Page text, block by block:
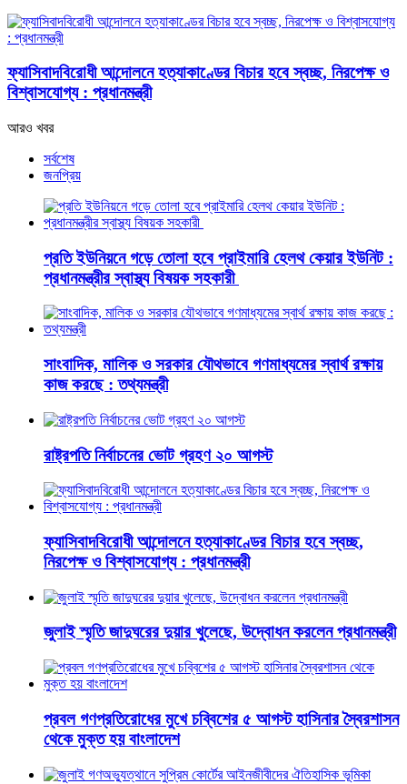
ফ্যাসিবাদবিরোধী আন্দোলনে হত্যাকাণ্ডের বিচার হবে স্বচ্ছ, নিরপেক্ষ ও
বিশ্বাসযোগ্য : প্রধানমন্ত্রী
আরও খবর
সর্বশেষ
জনপ্রিয়
প্রতি ইউনিয়নে গড়ে তোলা হবে প্রাইমারি হেলথ কেয়ার ইউনিট :
প্রধানমন্ত্রীর স্বাস্থ্য বিষয়ক সহকারী
সাংবাদিক, মালিক ও সরকার যৌথভাবে গণমাধ্যমের স্বার্থ রক্ষায়
কাজ করছে : তথ্যমন্ত্রী
রাষ্ট্রপতি নির্বাচনের ভোট গ্রহণ ২০ আগস্ট
ফ্যাসিবাদবিরোধী আন্দোলনে হত্যাকাণ্ডের বিচার হবে স্বচ্ছ,
নিরপেক্ষ ও বিশ্বাসযোগ্য : প্রধানমন্ত্রী
জুলাই স্মৃতি জাদুঘরের দুয়ার খুলেছে, উদ্বোধন করলেন প্রধানমন্ত্রী
প্রবল গণপ্রতিরোধের মুখে চব্বিশের ৫ আগস্ট হাসিনার স্বৈরশাসন
থেকে মুক্ত হয় বাংলাদেশ